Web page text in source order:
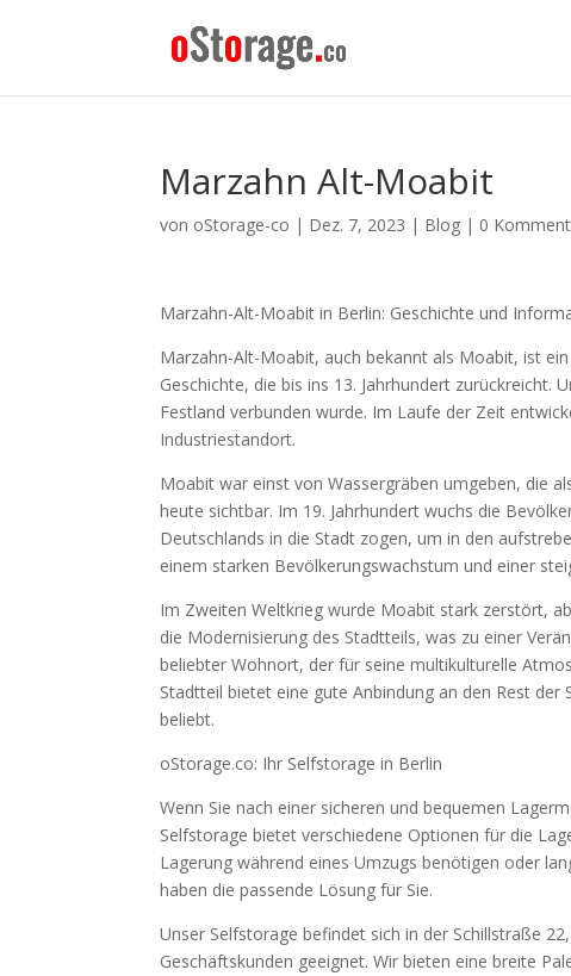
Marzahn Alt-Moabit
von oStorage-co | Dez. 7, 2023 | Blog | 0
Marzahn-Alt-Moabit in Berlin: Geschichte und
Marzahn-Alt-Moabit, auch bekannt als Moabit, ist
Geschichte, die bis ins 13. Jahrhundert
Festland verbunden wurde. Im Laufe der Zeit
Industriestandort.
Moabit war einst von Wassergräben umgeben, die
heute sichtbar. Im 19. Jahrhundert wuchs die
Deutschlands in die Stadt zogen, um in den
einem starken Bevölkerungswachstum und einer
Im Zweiten Weltkrieg wurde Moabit stark zerstört,
die Modernisierung des Stadtteils, was zu einer
beliebter Wohnort, der für seine multikulturelle
Stadtteil bietet eine gute Anbindung an den Rest
beliebt.
oStorage.co: Ihr Selfstorage in Berlin
Wenn Sie nach einer sicheren und bequemen
Selfstorage bietet verschiedene Optionen für die
Lagerung während eines Umzugs benötigen oder
haben die passende Lösung für Sie.
Unser Selfstorage befindet sich in der Schillstraße
Geschäftskunden geeignet. Wir bieten eine breite